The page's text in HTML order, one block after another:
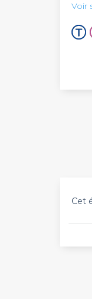
Voir
Cet